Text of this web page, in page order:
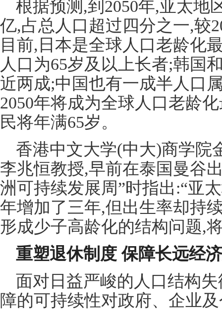
根据预测,到2050年,亚太地
亿,占总人口超过四分之一,较
目前,日本是全球人口老龄化
人口为65岁及以上长者;韩国
近两成;中国也有一成半人口
2050年将成为全球人口老龄
民将年满65岁。
香港中文大学(中大)商学院
李兆恒教授,早前在泰国曼谷
洲可持续发展周”时指出:“亚
年增加了三年,但出生率却持
形成少子高龄化的结构问题,
重塑退休制度 保障长远经
面对日益严峻的人口结构
障的可持续性对政府、企业